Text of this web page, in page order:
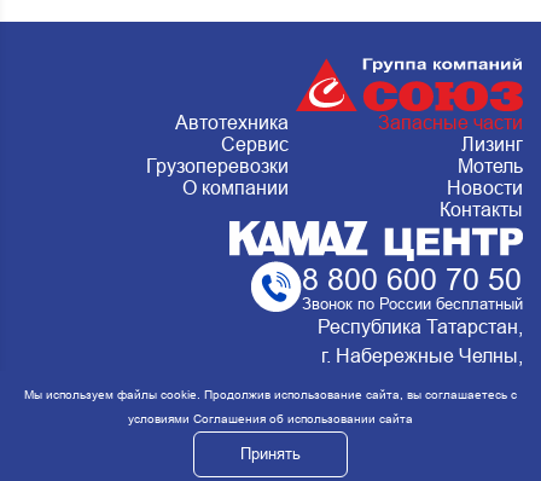
Автотехника
Запасные части
Сервис
Лизинг
Грузоперевозки
Мотель
О компании
Новости
Контакты
8 800 600 70 50
Звонок по России бесплатный
Республика Татарстан,
г. Набережные Челны,
Металлургическая 15, стр.2 Сервис:
ежедневно с 8:00 до 20:00
Мы используем файлы cookie. Продолжив использование сайта, вы соглашаетесь с
условиями Соглашения об использовании сайта
Принять